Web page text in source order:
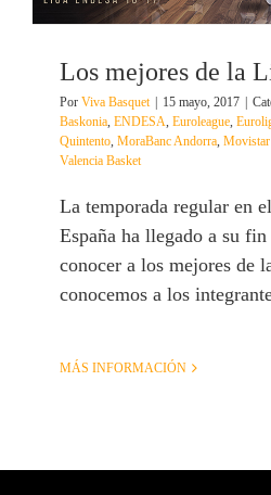
Los mejores de la
Por Viva Basquet 15 mayo, 2017
Baskonia, ENDESA, Euroleague,
Quintento, MoraBanc Andorra, Movistar
Valencia Basket
La temporada regular en
España ha llegado a su
conocer a los mejores de
conocemos a los
MÁS INFORMACIÓN